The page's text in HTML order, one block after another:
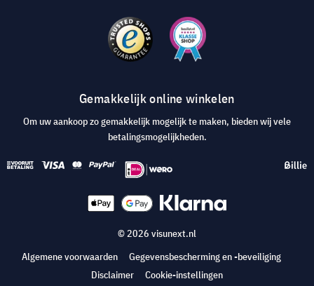
Gemakkelijk online winkelen
Om uw aankoop zo gemakkelijk mogelijk te maken, bieden wij vele
betalingsmogelijkheden.
© 2026 visunext.nl
Algemene voorwaarden
Gegevensbescherming en -beveiliging
Disclaimer
Cookie-instellingen